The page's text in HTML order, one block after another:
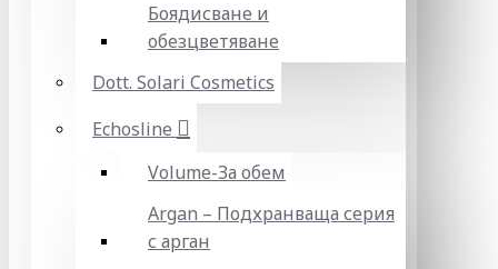
Боядисване и
обезцветяване
Dott. Solari Cosmetics
Echosline
Volume-За обем
Argan – Подхранваща серия
с арган